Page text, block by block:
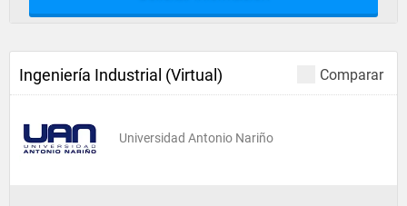
Comparar
Ingeniería Industrial (Virtual)
Universidad Antonio Nariño